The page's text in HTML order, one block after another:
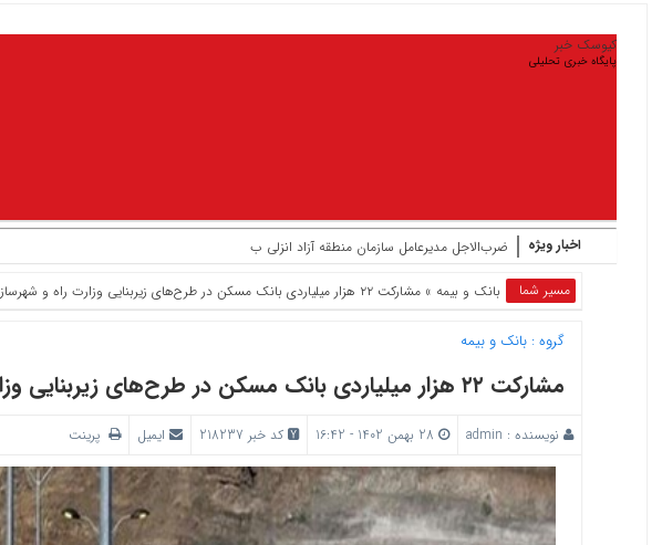
کیوسک خبر
پایگاه خبری تحلیلی
اخبار ویژه ضرب‌الاجل مدیرعامل سازمان منطقه آزاد انزلی برای تکمیل پروژه‌های
مسیر شما بانک‌ و بیمه » مشارکت ۲۲ هزار میلیاردی بانک مسکن در طرح‌های زیربنایی وزارت راه و شهرسازی
گروه :بانک‌ و بیمه
مشارکت ۲۲ هزار میلیاردی بانک مسکن در طرح‌های زیربنایی وزارت راه و شهرسازی
نویسنده : admin 28 بهمن 1402 - 16:42 کد خبر 218237 ایمیل پرینت